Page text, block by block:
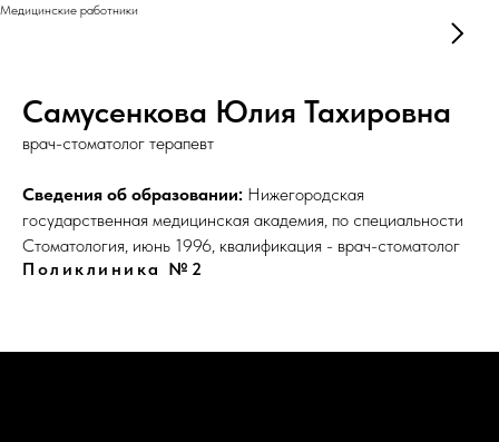
Медицинские работники
Самусенкова Юлия Тахировна
врач-стоматолог терапевт
Сведения об образовании: Нижегородская
государственная медицинская академия, по специальности
Стоматология, июнь 1996, квалификация - врач-стоматолог
Поликлиника №2